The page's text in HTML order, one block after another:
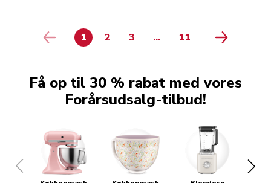
PAGE
1 PAGE
2 PAGE
3 page 4
page 5
page 6
page 7
page 8
page 9
page 10
... PAGE
11
Få op til 30 % rabat med vores
Forårsudsalg-tilbud!